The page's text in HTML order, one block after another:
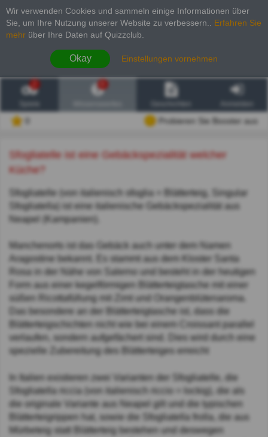
Wir verwenden Cookies und sammeln einige Informationen über
Sie, um Ihre Nutzung unserer Website zu verbessern.
Erfahren Sie
mehr über Ihre Daten auf Quizzclub.
Okay Einstellungen vornehmen
2
Probieren Sie Booster aus
Sfogliatelle ist eine Gebäckspezialität welcher
Küche?
Sfogliatelle (von italienisch sfoglia = Blätterteig, Singular
Sfogliatella) ist eine italienische Gebäckspezialität aus
Neapel (Kampanien).
Manchenorts ist das Gebäck auch unter dem Namen
Aragostine bekannt. Es stammt aus dem Kloster Santa
Rosa in der Nähe von Salerno und besteht in der heutigen
Form aus einer kegelförmigen Blätterteigtasche mit einer
süßen Ricottafüllung mit Zimt und Orangenblütenaroma.
Das besondere an der Blätterteigtasche ist, dass die
Blätterteigschichten nicht wie bei einem Croissant parallel
verlaufen, sondern aufgefächert sind. Dies wird durch eine
spezielle Zubereitung des Blätterteiges erreicht
In Italien existieren zwei Varianten der Sfogliatelle, die
Sfogliatella riccia (von italienisch riccio = lockig), die als
die originale Variante aus Neapel gilt und die typischen
Blätterteigrippen hat, sowie die Sfogliatella frolla, die aus
Mürbeteig statt Blätterteig bestehen und deswegen